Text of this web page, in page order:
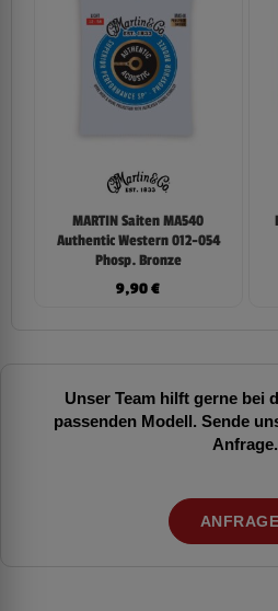
MARTIN Saiten MA540
Authentic Western 012-054
Phosp. Bronze
9,90€
Unser Team hilft gerne bei
passenden Modell. Sende
Anfrage.